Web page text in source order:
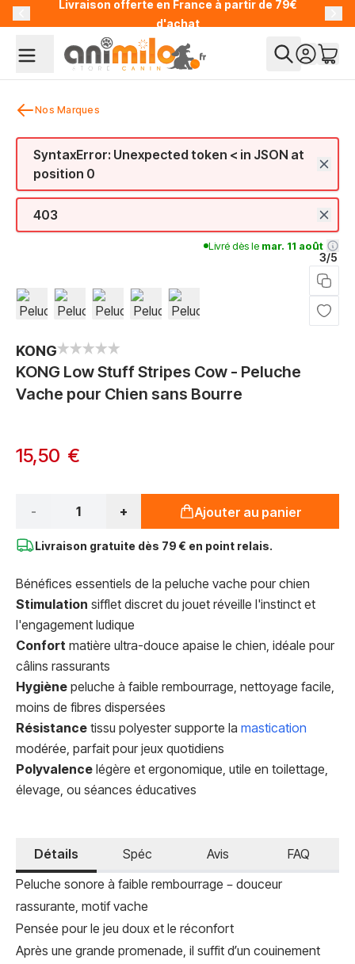
Allez au contenuLivraison offerte en France à partir de 79€
d'achat
Nos Marques
SyntaxError: Unexpected token < in JSON at
position 0
403
KONG Low Stuff Stripes Cow - Peluche
Vache pour Chien sans Bourre
KONG
3/5
View larger image
View larger image
View larger image
View larger image
Livré dès le mar. 11 août
15,50 €
- + Ajouter au panier
Livraison gratuite dès 79 € en point relais.
Bénéfices essentiels de la peluche vache pour chien
Stimulation sifflet discret du jouet réveille l'instinct et
l'engagement ludique
Confort matière ultra-douce apaise le chien, idéale pour
câlins rassurants
Hygiène peluche à faible rembourrage, nettoyage facile,
moins de fibres dispersées
Résistance tissu polyester supporte la mastication
modérée, parfait pour jeux quotidiens
Polyvalence légère et ergonomique, utile en toilettage,
élevage, ou séances éducatives
Détails Spéc Avis
FAQ
Peluche sonore à faible rembourrage – douceur
rassurante, motif vache
Pensée pour le jeu doux et le réconfort
Après une grande promenade, il suffit d’un couinement